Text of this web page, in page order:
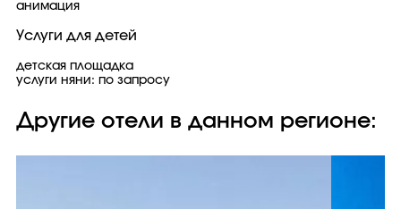
анимация
Услуги для детей
детская площадка
услуги няни: по запросу
Другие отели в данном регионе: